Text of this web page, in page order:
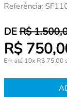
Referência:
R$1.500,
R$ 750,
Em até 10x R$ 75,00